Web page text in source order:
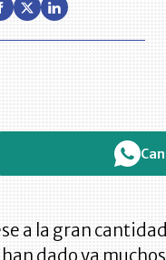
a la gran